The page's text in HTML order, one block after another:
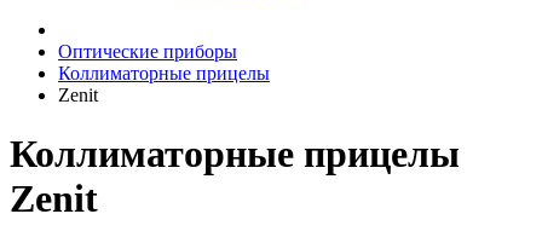
Оптические приборы
Коллиматорные прицелы
Zenit
Коллиматорные прицелы
Zenit